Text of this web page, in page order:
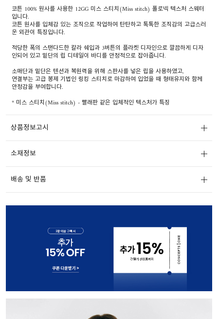
코튼 100% 원사를 사용한 12GG 미스 스티치(Miss stitch) 폴로넥 텍스처 스웨터
입니다.
코튼 원사를 입체감 있는 조직으로 작업하여 탄탄하고 톡톡한 조직감의 고급스러
운 외관이 특징입니다.
적당한 폭의 스탠다드한 칼라 쉐입과 3버튼의 플라켓 디자인으로 깔끔하게 디자
인되어 있고 밑단의 립 디테일이 바디를 안정적으로 잡아줍니다.
소매단과 밑단은 텐션과 복원력을 위해 스판사를 넣은 립을 사용하였고,
연결부는 고급 봉제 기법인 링킹 스티치로 마감하여 입었을 때 형태유지와 함께
안정감을 부여합니다.
* 미스 스티치(Miss stitch) - 빨래판 같은 입체적인 텍스처가 특징
상품정보고시
소재정보
배송 및 반품